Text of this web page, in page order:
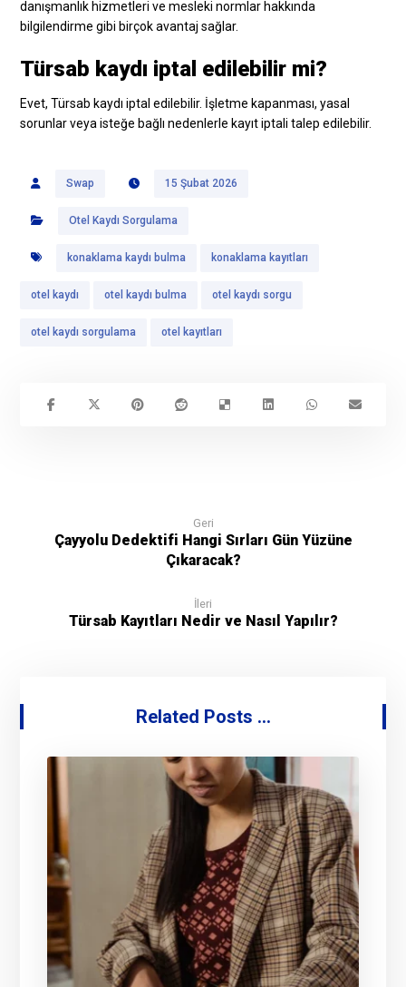
danışmanlık hizmetleri ve mesleki normlar hakkında
bilgilendirme gibi birçok avantaj sağlar.
Türsab kaydı iptal edilebilir mi?
Evet, Türsab kaydı iptal edilebilir. İşletme kapanması, yasal
sorunlar veya isteğe bağlı nedenlerle kayıt iptali talep edilebilir.
Swap 15 Şubat 2026
Otel Kaydı Sorgulama
konaklama kaydı bulma konaklama kayıtları
otel kaydı otel kaydı bulma otel kaydı sorgu
otel kaydı sorgulama otel kayıtları
Geri
Çayyolu Dedektifi Hangi Sırları Gün Yüzüne
Çıkaracak?
İleri
Türsab Kayıtları Nedir ve Nasıl Yapılır?
Related Posts ...